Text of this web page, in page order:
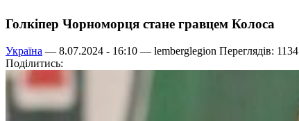
Голкіпер Чорноморця стане гравцем Колоса
Україна — 8.07.2024 - 16:10 — lemberglegion Переглядів: 1134
Поділитись: